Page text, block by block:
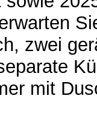
zwei
mit